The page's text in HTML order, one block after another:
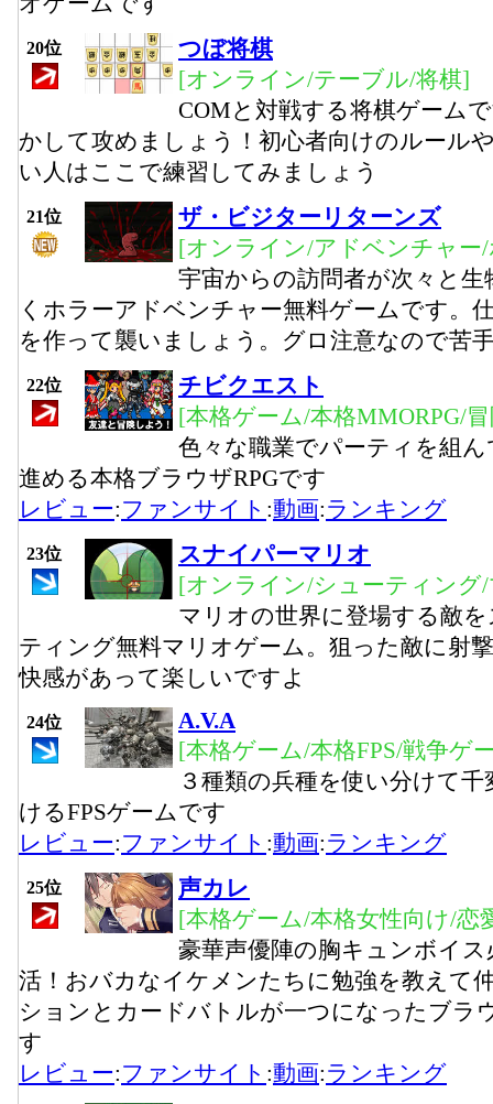
20位
つぼ将棋
[オンライン/テーブル/将棋]
COMと対戦する将棋ゲーム
かして攻めましょう！初心者向けのルール
い人はここで練習してみましょう
21位
ザ・ビジターリターンズ
[オンライン/アドベンチャー
宇宙からの訪問者が次々と
くホラーアドベンチャー無料ゲームです。
を作って襲いましょう。グロ注意なので苦
22位
チビクエスト
[本格ゲーム/本格MMORPG/
色々な職業でパーティを組
進める本格ブラウザRPGです
レビュー:ファンサイト :動画:ランキング
23位
スナイパーマリオ
[オンライン/シューティング
マリオの世界に登場する敵
ティング無料マリオゲーム。狙った敵に射
快感があって楽しいですよ
24位
A.V.A
[本格ゲーム/本格FPS/戦争ゲ
３種類の兵種を使い分けて
けるFPSゲームです
レビュー:ファンサイト :動画:ランキング
25位
声カレ
[本格ゲーム/本格女性向け/恋
豪華声優陣の胸キュンボイ
活！おバカなイケメンたちに勉強を教えて
ションとカードバトルが一つになったブラ
す
レビュー:ファンサイト :動画:ランキング